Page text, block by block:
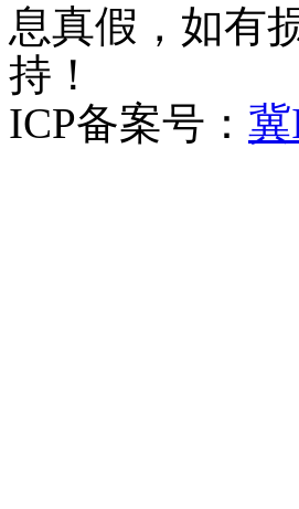
息真假，如有
持！
ICP备案号： 冀